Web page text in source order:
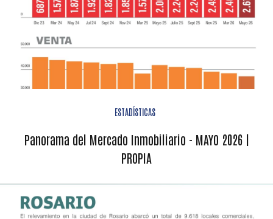
ESTADÍSTICAS
Panorama del Mercado Inmobiliario - MAYO 2026 |
PROPIA